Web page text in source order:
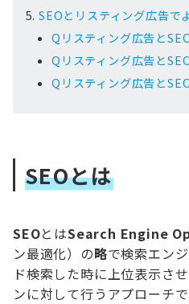
SEOとリスティング広告で
Qリスティング広告と
Qリスティング広告と
Qリスティング広告と
SEOとは
SEOとはSearch Engine
ン最適化）の略で検索エン
ド検索した時に上位表示さ
ンに対して行うアプローチで